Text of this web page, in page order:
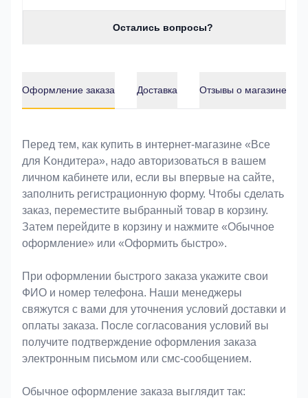
Остались вопросы?
Оформление заказа Доставка Отзывы о магазине
Оформление заказа
Перед тем, как купить в интернет-магазине «Bce
для Koндитeрa», надо авторизоваться в вашем
личном кабинете или, если вы впервые на сайте,
заполнить регистрационную форму. Чтобы сделать
заказ, переместите выбранный товар в корзину.
Затем перейдите в корзину и нажмите «Обычное
оформление» или «Оформить быстро».
При оформлении быстрого заказа укажите свои
ФИО и номер телефона. Наши менеджеры
свяжутся с вами для уточнения условий доставки и
оплаты заказа. После согласования условий вы
получите подтверждение оформления заказа
электронным письмом или смс-сообщением.
Обычное оформление заказа выглядит так: